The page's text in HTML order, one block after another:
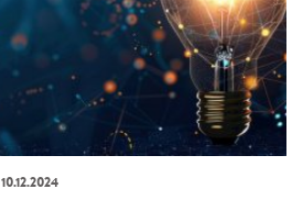
10.12.2024